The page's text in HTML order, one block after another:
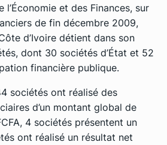
l’Économie et des Finances, sur
de fin décembre 2009,
d’Ivoire détient dans son
dont 30 sociétés d’État et 52
financière publique.
sociétés ont réalisé des
d’un montant global de
4 sociétés présentent un
ont réalisé un résultat net